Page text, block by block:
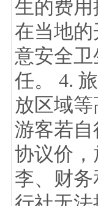
生的费
在当地
意安全
任。 4.
放区域
游客若
协议价
李、财